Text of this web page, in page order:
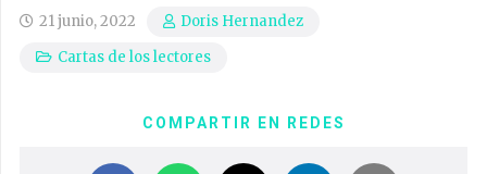
21 junio, 2022
Doris Hernandez
Cartas de los lectores
COMPARTIR EN REDES